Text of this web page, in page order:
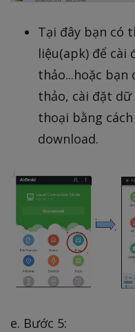
Tại đây bạn có
liệu(apk) để cài
thảo...hoặc bạn
thảo, cài đặt
thoại bằng
download.
e. Bước 5: